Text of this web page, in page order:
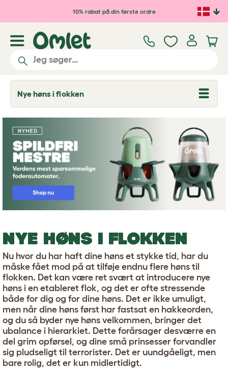
Gå til hovedindhold10% rabat på din første ordre
Nye høns i flokken
T
o
l
e
d
r
o
p
d
o
n
NYE HØNS I FLOKKEN
Nu hvor du har haft dine høns et stykke tid, har du
måske fået mod på at tilføje endnu flere høns til
flokken. Det kan være ret svært at introducere nye
høns i en etableret flok, og det er ofte stressende
både for dig og for dine høns. Det er ikke umuligt,
men når dine høns først har fastsat en hakkeorden,
og du så byder nye høns velkommen, bringer det
ubalance i hierarkiet. Dette forårsager desværre en
del grim opførsel, og dine små prinsesser forvandler
sig pludseligt til terrorister. Det er uundgåeligt, men
bare rolig, det er kun midlertidigt.